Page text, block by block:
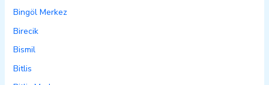
Bingöl Merkez
Birecik
Bismil
Bitlis